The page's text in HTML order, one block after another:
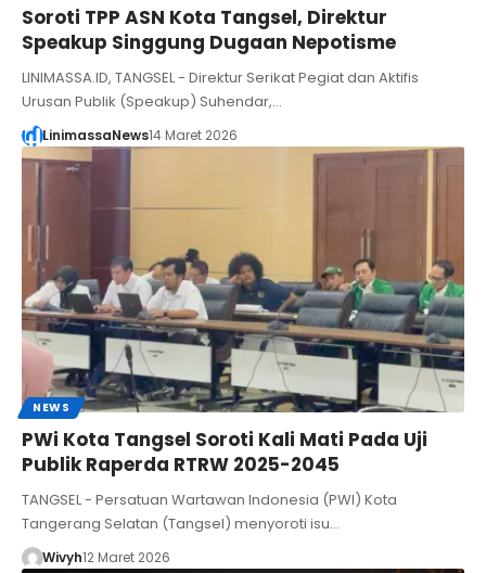
Soroti TPP ASN Kota Tangsel, Direktur
Speakup Singgung Dugaan Nepotisme
LINIMASSA.ID, TANGSEL - Direktur Serikat Pegiat dan Aktifis
Urusan Publik (Speakup) Suhendar,…
LinimassaNews14 Maret 2026
NEWS
PWi Kota Tangsel Soroti Kali Mati Pada Uji
Publik Raperda RTRW 2025-2045
TANGSEL - Persatuan Wartawan Indonesia (PWI) Kota
Tangerang Selatan (Tangsel) menyoroti isu…
Wivyh12 Maret 2026